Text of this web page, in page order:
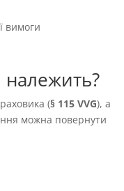
вимоги
(§ 115 VVG), а
можна повернути